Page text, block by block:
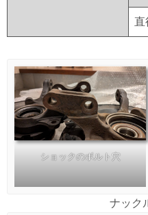
直
ショックのボルト穴
ナック